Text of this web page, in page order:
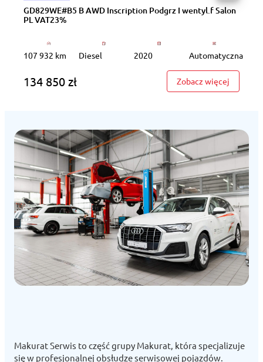
GD829WE#B5 B AWD Inscription Podgrz I wentyl.f Salon
PL VAT23%
107 932 km Diesel 2020 Automatyczna
134 850 zł Zobacz więcej
Makurat Serwis to część grupy Makurat, która specjalizuje
się w profesjonalnej obsłudze serwisowej pojazdów.